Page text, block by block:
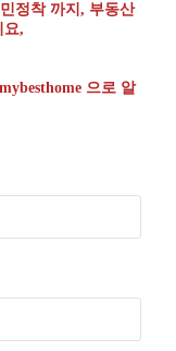
정착 까지, 부동산
요,
으로 알